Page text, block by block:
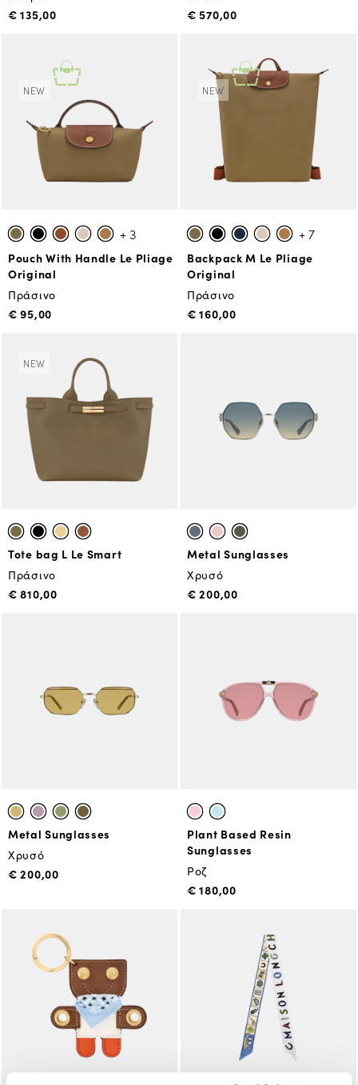
€ 135,00 € 570,00
NEW
+ 3
Pouch With Handle Le Pliage
Original
Πράσινο
€ 95,00
NEW
+ 7
Backpack M Le Pliage
Original
Πράσινο
€ 160,00
NEW
Tote bag L Le Smart
Πράσινο
€ 810,00
Metal Sunglasses
Χρυσό
€ 200,00
Metal Sunglasses
Χρυσό
€ 200,00
Plant Based Resin
Sunglasses
Ροζ
€ 180,00